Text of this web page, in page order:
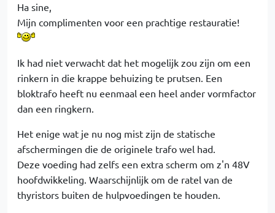
Ha sine,
Mijn complimenten voor een prachtige restauratie!
Ik had niet verwacht dat het mogelijk zou zijn om een
rinkern in die krappe behuizing te prutsen. Een
bloktrafo heeft nu eenmaal een heel ander vormfactor
dan een ringkern.
Het enige wat je nu nog mist zijn de statische
afschermingen die de originele trafo wel had.
Deze voeding had zelfs een extra scherm om z'n 48V
hoofdwikkeling. Waarschijnlijk om de ratel van de
thyristors buiten de hulpvoedingen te houden.